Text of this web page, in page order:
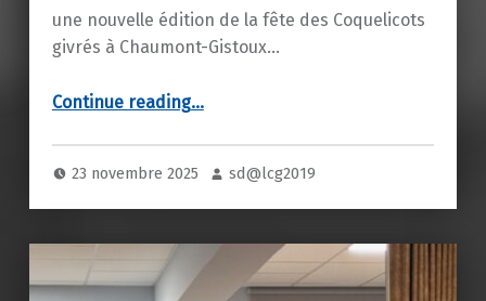
une nouvelle édition de la fête des Coquelicots
givrés à Chaumont-Gistoux…
Continue reading“Coquelicots givrés 2025 : congelés mais réchauffés par votre générosité !”…
23 novembre 2025 sd@lcg2019